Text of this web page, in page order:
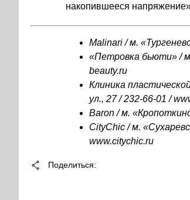
накопившееся
Malinari/ м.
«Петровка бьюти» /
beauty.ru
Клиника
ул., 27 /232-66-01 /
Baron/ м.
CityChic/ м.
www.citychic.ru
Поделиться